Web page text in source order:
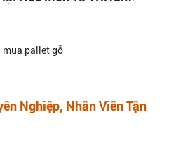
Nghiệp, Nhân Viên Tận